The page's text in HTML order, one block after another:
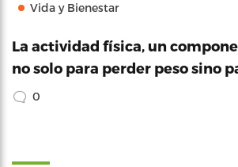
Vida y Bienestar
La actividad física, un
no solo para perder peso sino
0